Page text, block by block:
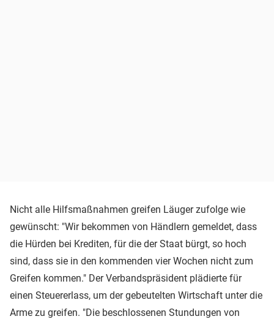
Nicht alle Hilfsmaßnahmen greifen Läuger zufolge wie
gewünscht: "Wir bekommen von Händlern gemeldet, dass
die Hürden bei Krediten, für die der Staat bürgt, so hoch
sind, dass sie in den kommenden vier Wochen nicht zum
Greifen kommen." Der Verbandspräsident plädierte für
einen Steuererlass, um der gebeutelten Wirtschaft unter die
Arme zu greifen. "Die beschlossenen Stundungen von